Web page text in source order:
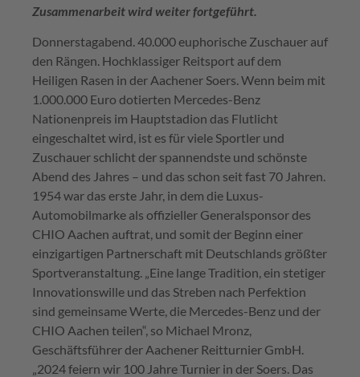
Zusammenarbeit wird weiter fortgeführt.
Donnerstagabend. 40.000 euphorische Zuschauer auf
den Rängen. Hochklassiger Reitsport auf dem
Heiligen Rasen in der Aachener Soers. Wenn beim mit
1.000.000 Euro dotierten Mercedes-Benz
Nationenpreis im Hauptstadion das Flutlicht
eingeschaltet wird, ist es für viele Sportler und
Zuschauer schlicht der spannendste und schönste
Abend des Jahres – und das schon seit fast 70 Jahren.
1954 war das erste Jahr, in dem die Luxus-
Automobilmarke als offizieller Generalsponsor des
CHIO Aachen auftrat, und somit der Beginn einer
einzigartigen Partnerschaft mit Deutschlands größter
Sportveranstaltung. „Eine lange Tradition, ein stetiger
Innovationswille und das Streben nach Perfektion
sind gemeinsame Werte, die Mercedes-Benz und der
CHIO Aachen teilen“, so Michael Mronz,
Geschäftsführer der Aachener Reitturnier GmbH.
„2024 feiern wir 100 Jahre Turnier in der Soers. Das